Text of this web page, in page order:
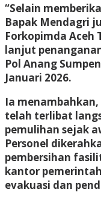
“Selain
Bapak Mendagri
Forkopimda
lanjut
Pol Anang
Januari 2026.
Ia
telah terlibat
pemulihan sejak
Personel
pembersihan
kantor
evakuasi dan